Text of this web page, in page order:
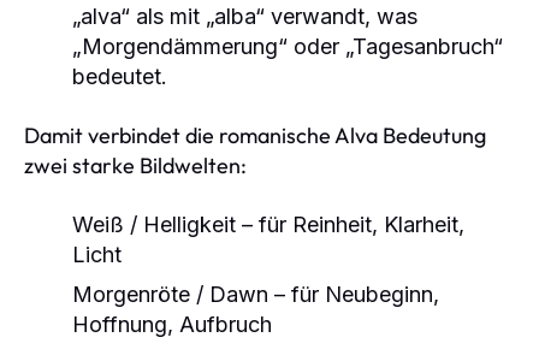
„alva“ als mit „alba“ verwandt, was
„Morgendämmerung“ oder „Tagesanbruch“
bedeutet.
Damit verbindet die romanische Alva Bedeutung
zwei starke Bildwelten:
Weiß / Helligkeit – für Reinheit, Klarheit,
Licht
Morgenröte / Dawn – für Neubeginn,
Hoffnung, Aufbruch